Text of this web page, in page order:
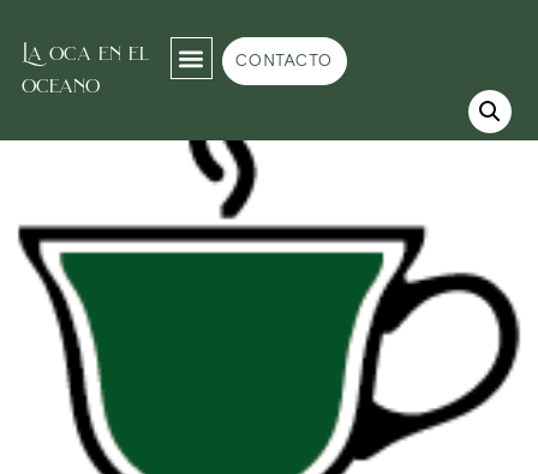
La oca en el
oceano
CONTACTO
Inicio /Tea room/ Té verde/ Té con Hierbabuena y Azahar